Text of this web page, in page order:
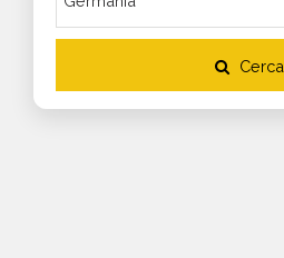
Cerca